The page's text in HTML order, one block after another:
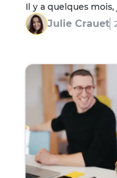
Il y a quelques
Comment
relation entre Dev
Julie Crauet